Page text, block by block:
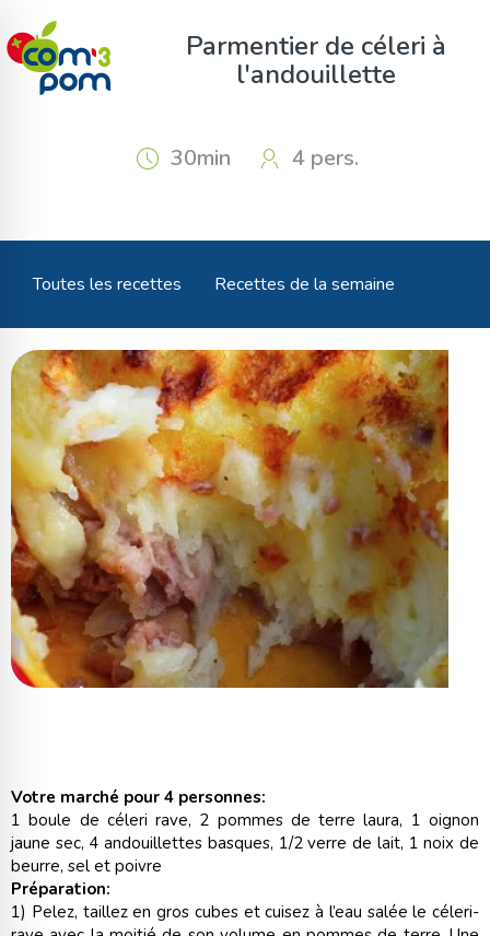
Parmentier de céleri à
l'andouillette
30min 4 pers.
Toutes les recettes Recettes de la semaine
Votre marché pour 4 personnes:
1 boule de céleri rave, 2 pommes de terre laura, 1 oignon
jaune sec, 4 andouillettes basques, 1/2 verre de lait, 1 noix de
beurre, sel et poivre
Préparation:
1) Pelez, taillez en gros cubes et cuisez à l’eau salée le céleri-